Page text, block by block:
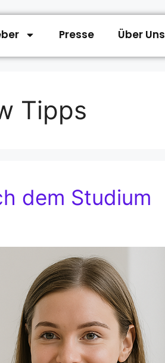
Presse Über Uns
Tipps
dem Studium